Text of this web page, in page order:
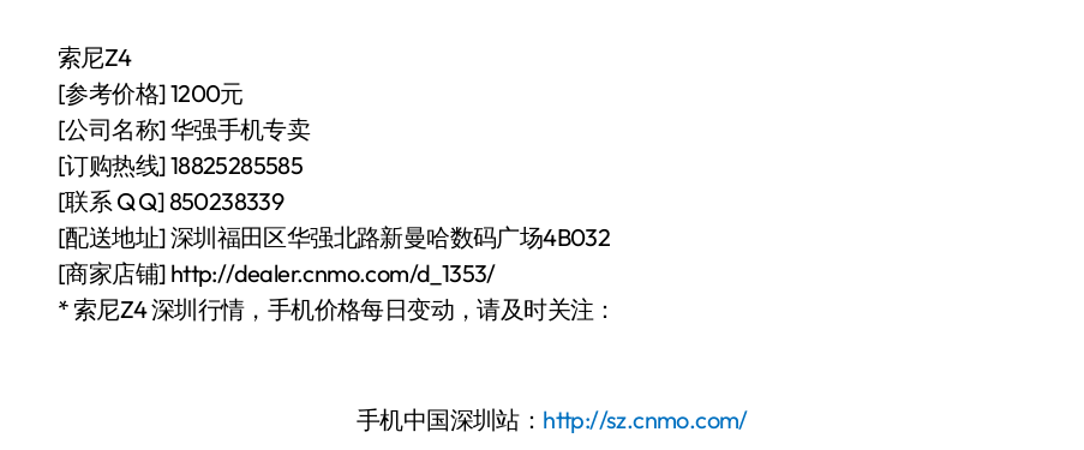
索尼Z4
[参考价格] 1200元
[公司名称] 华强手机专卖
[订购热线] 18825285585
[联系 Q Q] 850238339
[配送地址] 深圳福田区华强北路新曼哈数码广场4B032
[商家店铺] http://dealer.cnmo.com/d_1353/
* 索尼Z4 深圳行情，手机价格每日变动，请及时关注：
手机中国深圳站： http://sz.cnmo.com/